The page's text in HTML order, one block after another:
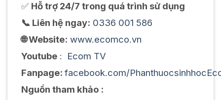
✅ Hỗ trợ 24/7 trong quá trình sử dụng
📞 Liên hệ ngay: 0336 001 586
🌐 Website: www.ecomco.vn
Youtube:
Ecom TV
Fanpage: facebook.com/
Nguồn tham khảo :